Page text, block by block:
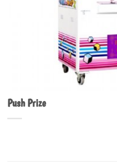
Push Prize